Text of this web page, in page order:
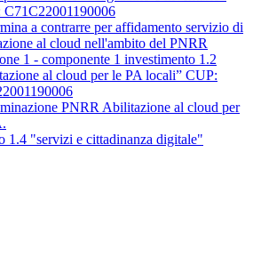
C71C22001190006
a contrarre per affidamento servizio di
al cloud nell'ambito del PNRR
1 - componente 1 investimento 1.2
al cloud per le PA locali” CUP:
PNRR Abilitazione al cloud per
1.4 "servizi e cittadinanza digitale"